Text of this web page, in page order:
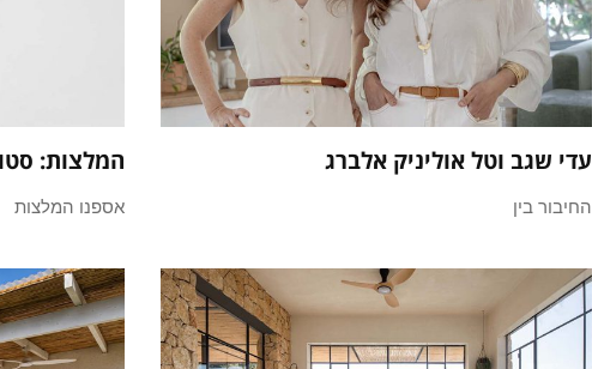
עדי שגב וטל אוליניק אלברג
החיבור בין
המלצות:
אספנו המלצות